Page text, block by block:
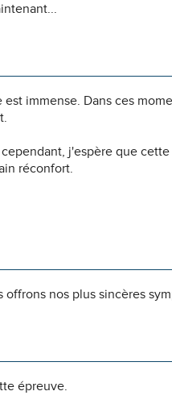
immense. Dans ces
j'espère que
réconfort.
nos plus sincères
épreuve.